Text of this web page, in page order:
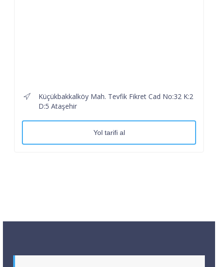
Küçükbakkalköy Mah. Tevfik Fikret Cad No:32 K:2
D:5 Ataşehir
Yol tarifi al